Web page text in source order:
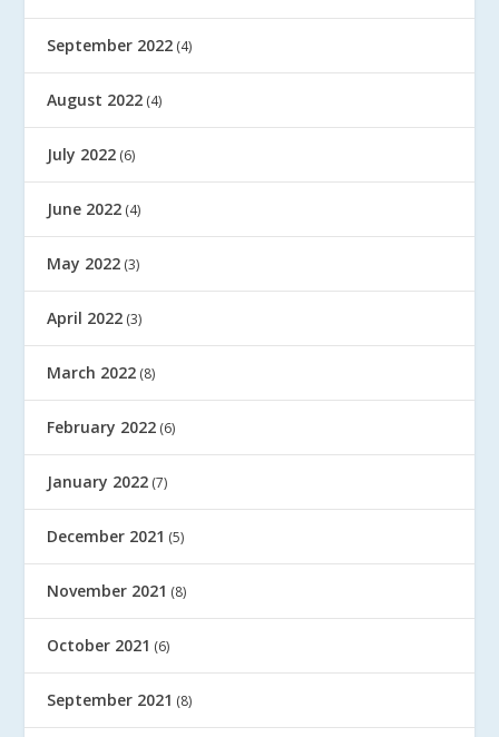
September 2022 (4)
August 2022 (4)
July 2022 (6)
June 2022 (4)
May 2022 (3)
April 2022 (3)
March 2022 (8)
February 2022 (6)
January 2022 (7)
December 2021 (5)
November 2021 (8)
October 2021 (6)
September 2021 (8)